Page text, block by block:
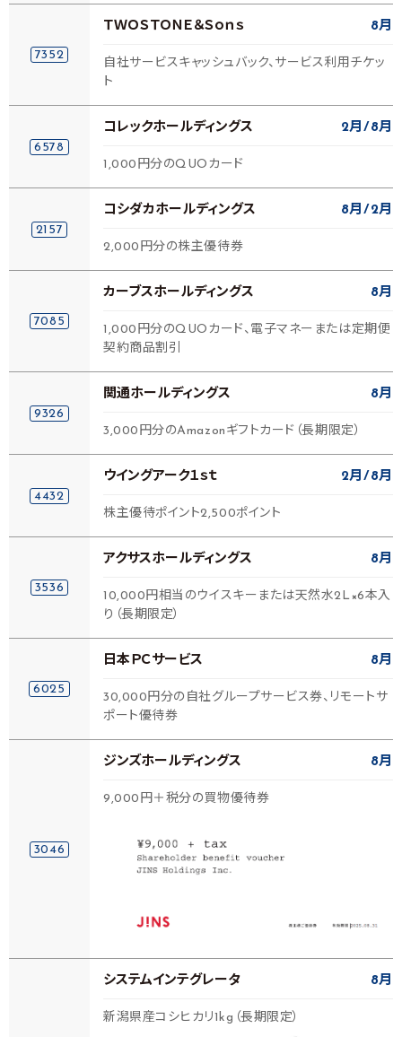
7352
ＴＷＯＳＴＯＮＥ＆Ｓｏｎｓ 8月
自社サービスキャッシュバック、サービス利用チケッ
ト
6578
コレックホールディングス 2月 8月
1,000円分のQUOカード
2157
コシダカホールディングス 8月 2月
2,000円分の株主優待券
7085
カーブスホールディングス 8月
1,000円分のQUOカード、電子マネーまたは定期便
契約商品割引
9326
関通ホールディングス 8月
3,000円分のAmazonギフトカード（長期限定）
4432
ウイングアーク１ｓｔ 2月 8月
株主優待ポイント2,500ポイント
3536
アクサスホールディングス 8月
10,000円相当のウイスキーまたは天然水2L×6本入
り（長期限定）
6025
日本ＰＣサービス 8月
30,000円分の自社グループサービス券、リモートサ
ポート優待券
3046
ジンズホールディングス 8月
9,000円＋税分の買物優待券
システムインテグレータ 8月
新潟県産コシヒカリ1kg（長期限定）